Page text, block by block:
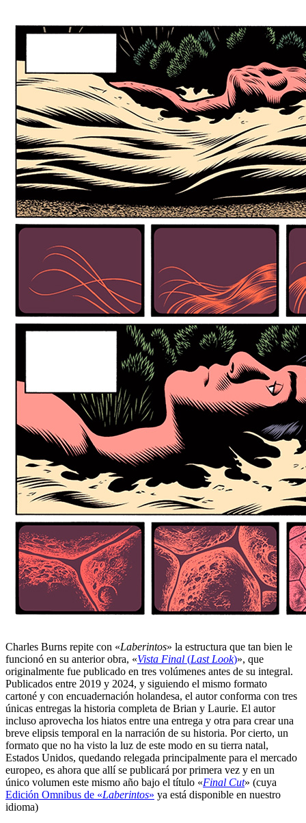
Charles Burns repite con «Laberintos» la estructura que tan bien le
funcionó en su anterior obra, «Vista Final (Last Look)», que
originalmente fue publicado en tres volúmenes antes de su integral.
Publicados entre 2019 y 2024, y siguiendo el mismo formato
cartoné y con encuadernación holandesa, el autor conforma con tres
únicas entregas la historia completa de Brian y Laurie. El autor
incluso aprovecha los hiatos entre una entrega y otra para crear una
breve elipsis temporal en la narración de su historia. Por cierto, un
formato que no ha visto la luz de este modo en su tierra natal,
Estados Unidos, quedando relegada principalmente para el mercado
europeo, es ahora que allí se publicará por primera vez y en un
único volumen este mismo año bajo el título «Final Cut» (cuya
Edición Omnibus de «Laberintos» ya está disponible en nuestro
idioma)